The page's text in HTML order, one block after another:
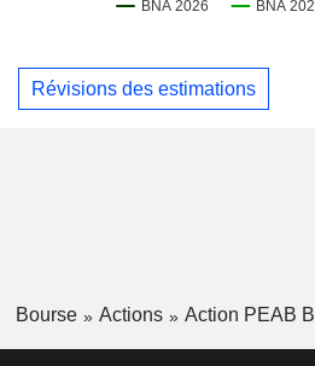
Révisions des estimations
Bourse Actions Action PEAB B